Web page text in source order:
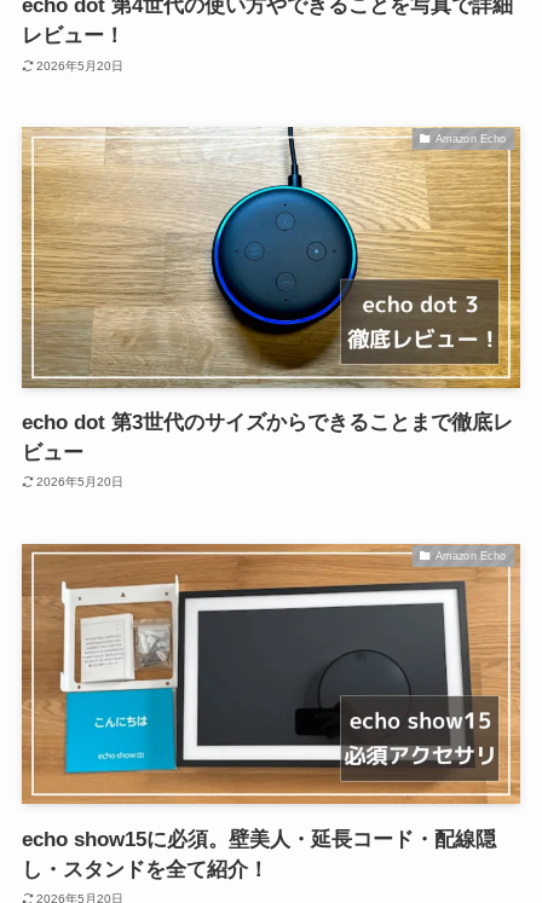
echo dot 第4世代の使い方やできることを写真で詳細
レビュー！
2026年5月20日
Amazon Echo
echo dot 第3世代のサイズからできることまで徹底レ
ビュー
2026年5月20日
Amazon Echo
echo show15に必須。壁美人・延長コード・配線隠
し・スタンドを全て紹介！
2026年5月20日